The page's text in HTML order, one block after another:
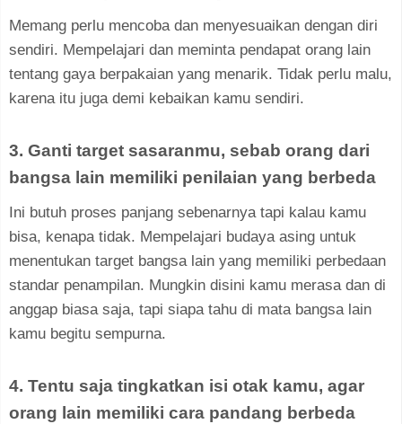
Memang perlu mencoba dan menyesuaikan dengan diri
sendiri. Mempelajari dan meminta pendapat orang lain
tentang gaya berpakaian yang menarik. Tidak perlu malu,
karena itu juga demi kebaikan kamu sendiri.
3. Ganti target sasaranmu, sebab orang dari
bangsa lain memiliki penilaian yang berbeda
Ini butuh proses panjang sebenarnya tapi kalau kamu
bisa, kenapa tidak. Mempelajari budaya asing untuk
menentukan target bangsa lain yang memiliki perbedaan
standar penampilan. Mungkin disini kamu merasa dan di
anggap biasa saja, tapi siapa tahu di mata bangsa lain
kamu begitu sempurna.
4. Tentu saja tingkatkan isi otak kamu, agar
orang lain memiliki cara pandang berbeda